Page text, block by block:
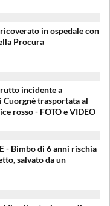
in ospedale con
Procura
incidente a
Cuorgnè trasportata al
rosso - FOTO e VIDEO
- Bimbo di 6 anni rischia
salvato da un